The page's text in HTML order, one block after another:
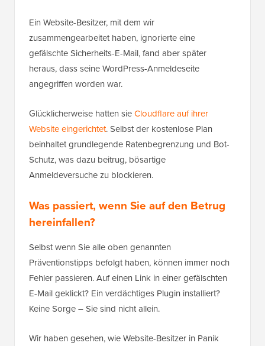
Ein Website-Besitzer, mit dem wir
zusammengearbeitet haben, ignorierte eine
gefälschte Sicherheits-E-Mail, fand aber später
heraus, dass seine WordPress-Anmeldeseite
angegriffen worden war.
Glücklicherweise hatten sieCloudflare auf ihrer
Website eingerichtet. Selbst der kostenlose Plan
beinhaltet grundlegende Ratenbegrenzung und Bot-
Schutz, was dazu beitrug, bösartige
Anmeldeversuche zu blockieren.
Was passiert, wenn Sie auf den Betrug
hereinfallen?
Selbst wenn Sie alle oben genannten
Präventionstipps befolgt haben, können immer noch
Fehler passieren. Auf einen Link in einer gefälschten
E-Mail geklickt? Ein verdächtiges Plugin installiert?
Keine Sorge – Sie sind nicht allein.
Wir haben gesehen, wie Website-Besitzer in Panik